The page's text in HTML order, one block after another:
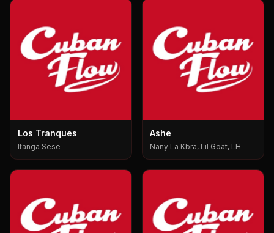
Los Tranques
Itanga Sese
Ashe
Nany La Kbra, Lil Goat, LH